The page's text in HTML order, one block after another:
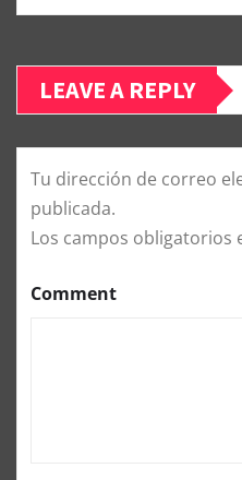
LEAVE A REPLY
Tu dirección de correo
publicada.
Los campos obligatorios
Comment